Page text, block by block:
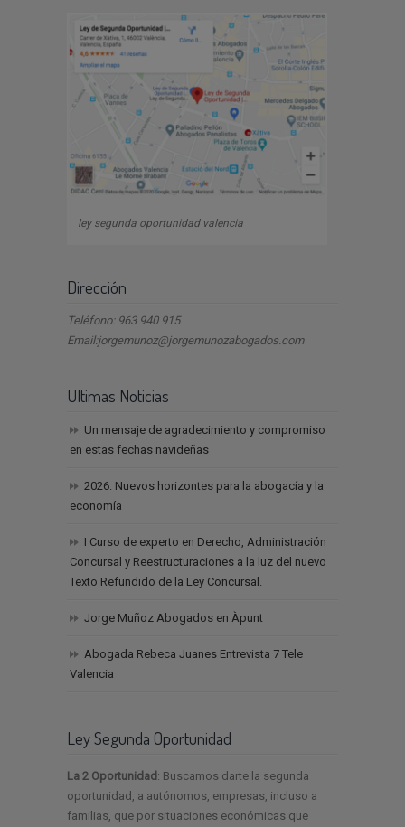
ley segunda oportunidad valencia
Dirección
Teléfono: 963 940 915
Email:jorgemunoz@jorgemunozabogados.com
Ultimas Noticias
Un mensaje de agradecimiento y compromiso
en estas fechas navideñas
2026: Nuevos horizontes para la abogacía y la
economía
I Curso de experto en Derecho, Administración
Concursal y Reestructuraciones a la luz del nuevo
Texto Refundido de la Ley Concursal.
Jorge Muñoz Abogados en Àpunt
Abogada Rebeca Juanes Entrevista 7 Tele
Valencia
Ley Segunda Oportunidad
La 2 Oportunidad : Buscamos darte la segunda
oportunidad, a autónomos, empresas, incluso a
familias, que por situaciones económicas que